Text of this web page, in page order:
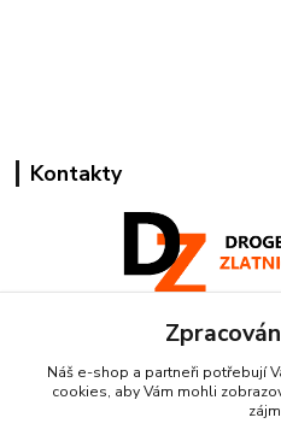
Kontakty
Pracovní doba:
+420 224 818
Po-Pá: 8:00-18:00 hod.
Náš e-shop a partneři potřebují
cookies, aby Vám mohli